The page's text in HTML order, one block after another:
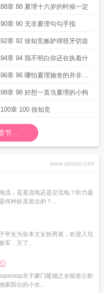
章 88 夏理十六岁的时候一定
章 90 无非夏理勾勾手指
章 92 徐知竞嫉妒得咬牙切齿
章 94 我不明白你还在执着什
章 96 哪怕夏理施舍的并非爱
章 98 好想一直当夏理的小狗
章 100 徐知竞
节...
www.qdwxs.com
流，是直流电还是交流电？听力题
何种妖灵发出的？...
帝女为皇本文女扮男装，欢迎入坑
军，灭了...
关于豪门暖婚之全能老公靳
家阳台的小女...